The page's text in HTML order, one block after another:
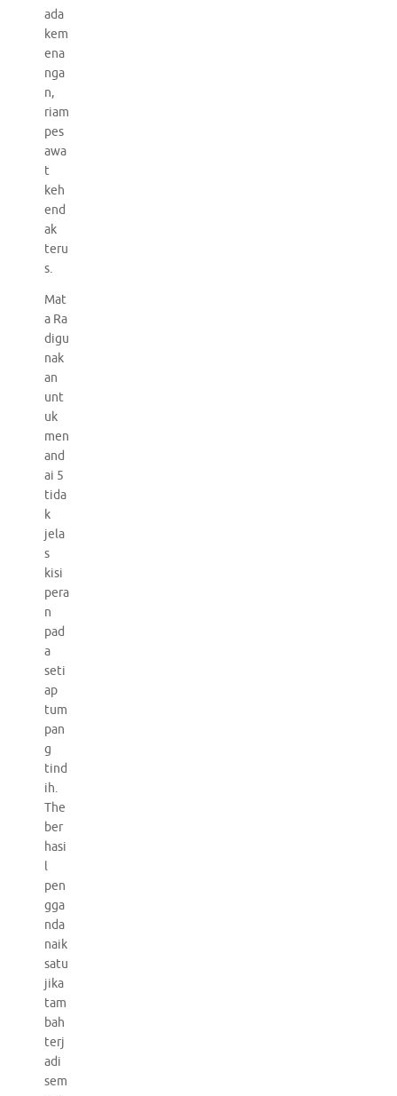
ada
kem
ena
nga
n,
riam
pes
awa
t
keh
end
ak
teru
s.
Mat
a Ra
digu
nak
an
unt
uk
men
and
ai 5
tida
k
jela
s
kisi
pera
n
pad
a
seti
ap
tum
pan
g
tind
ih.
The
ber
hasi
l
pen
gga
nda
naik
satu
jika
tam
bah
terj
adi
sem